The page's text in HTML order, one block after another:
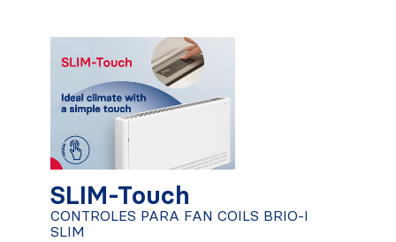
SLIM-Touch
CONTROLES PARA FAN COILS BRIO-I
SLIM
SLIM-Touch
CONTROLES PARA FAN COILS BRIO-